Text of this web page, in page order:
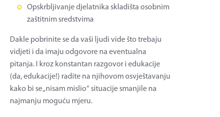
Opskrbljivanje djelatnika skladišta osobnim
zaštitnim sredstvima
Dakle pobrinite se da vaši ljudi vide što trebaju
vidjeti i da imaju odgovore na eventualna
pitanja. I kroz konstantan razgovor i edukacije
(da, edukacije!) radite na njihovom osvještavanju
kako bi se „nisam mislio“ situacije smanjile na
najmanju moguću mjeru.